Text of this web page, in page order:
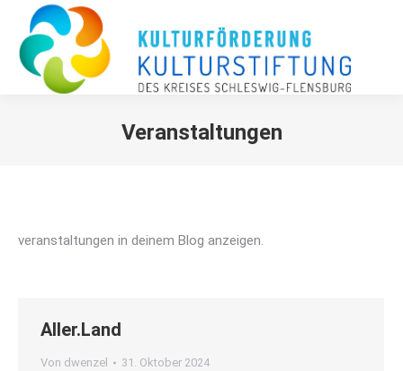
Veranstaltungen
veranstaltungen in deinem Blog anzeigen.
Aller.Land
Von dwenzel 31. Oktober 2024